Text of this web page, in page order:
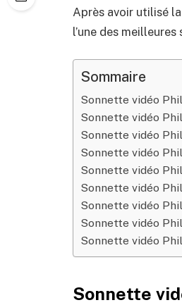
Après avoir utilisé
l’une des
Sommaire
Sonnette vidéo
Sonnette vidéo
Sonnette vidéo
Sonnette vidéo
Sonnette vidéo
Sonnette vidéo
Sonnette vidéo
Sonnette vidéo
Sonnette vidéo
Sonnette